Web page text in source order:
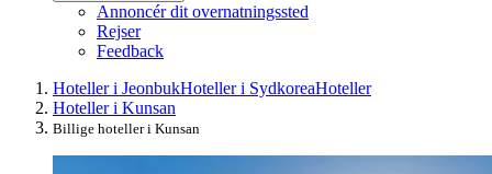
Annoncér dit overnatningssted
Rejser
Feedback
Hoteller i JeonbukHoteller i SydkoreaHoteller
Hoteller i Kunsan
Billige hoteller i Kunsan